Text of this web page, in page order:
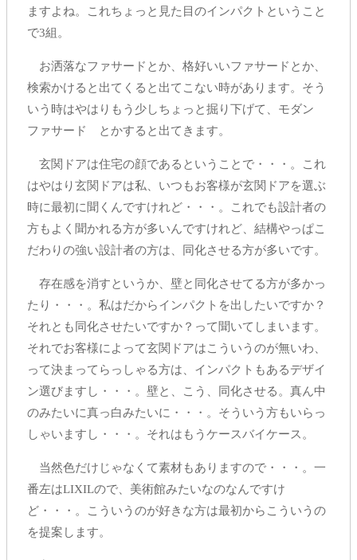
ますよね。これちょっと見た目のインパクトということ
で3組。
お洒落なファサードとか、格好いいファサードとか、
検索かけると出てくると出てこない時があります。そう
いう時はやはりもう少しちょっと掘り下げて、モダン
ファサード とかすると出てきます。
玄関ドアは住宅の顔であるということで・・・。これ
はやはり玄関ドアは私、いつもお客様が玄関ドアを選ぶ
時に最初に聞くんですけれど・・・。これでも設計者の
方もよく聞かれる方が多いんですけれど、結構やっぱこ
だわりの強い設計者の方は、同化させる方が多いです。
存在感を消すというか、壁と同化させてる方が多かっ
たり・・・。私はだからインパクトを出したいですか？
それとも同化させたいですか？って聞いてしまいます。
それでお客様によって玄関ドアはこういうのが無いわ、
って決まってらっしゃる方は、インパクトもあるデザイ
ン選びますし・・・。壁と、こう、同化させる。真ん中
のみたいに真っ白みたいに・・・。そういう方もいらっ
しゃいますし・・・。それはもうケースバイケース。
当然色だけじゃなくて素材もありますので・・・。一
番左はLIXILので、美術館みたいなのなんですけ
ど・・・。こういうのが好きな方は最初からこういうの
を提案します。